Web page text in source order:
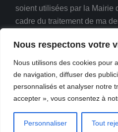
Nous respectons votre
Nous utilisons des cookies pour
de navigation, diffuser des
personnalisés et analyser notre
accepter », vous consentez à
Personnaliser Tout
soient utilisées par la Mairie
cadre du traitement de ma
* Champs obligatoires